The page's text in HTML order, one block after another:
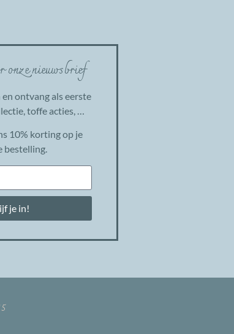
nieuwsbrief
ontvang als eerste
toffe acties, …
10% korting op je
bestelling.
je in!